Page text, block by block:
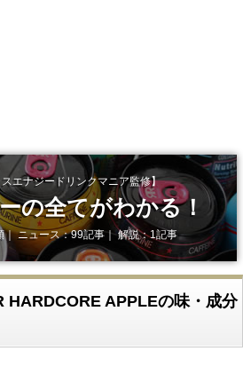
エナジードリンクマニア監修】
の全てがわかる！
｜ ニュース：99記事｜ 解説：1記事
HARDCORE APPLEの味・成分